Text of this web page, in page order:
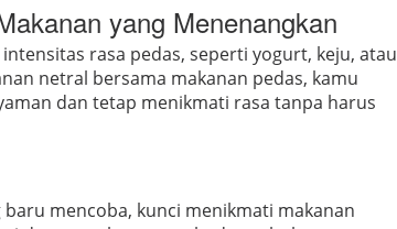
yang Menenangkan
rasa pedas, seperti yogurt, keju, atau
netral bersama makanan pedas, kamu
dan tetap menikmati rasa tanpa harus
mencoba, kunci menikmati makanan